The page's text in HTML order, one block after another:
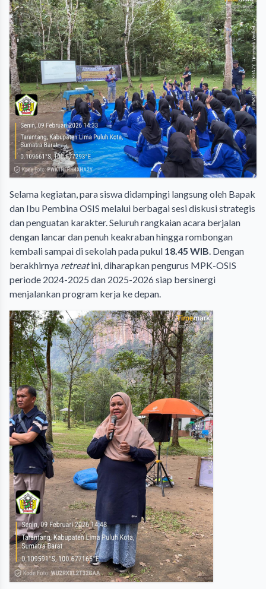
Selama kegiatan, para siswa didampingi langsung oleh Bapak
dan Ibu Pembina OSIS melalui berbagai sesi diskusi strategis
dan penguatan karakter. Seluruh rangkaian acara berjalan
dengan lancar dan penuh keakraban hingga rombongan
kembali sampai di sekolah pada pukul 18.45 WIB. Dengan
berakhirnya retreatini, diharapkan pengurus MPK-OSIS
periode 2024-2025 dan 2025-2026 siap bersinergi
menjalankan program kerja ke depan.